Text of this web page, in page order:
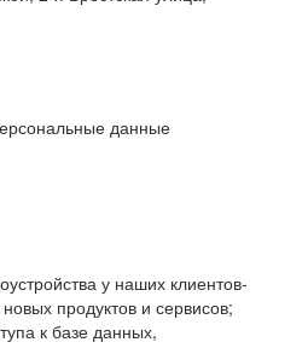
данные
у наших клиентов-
продуктов и сервисов;
к базе данных,